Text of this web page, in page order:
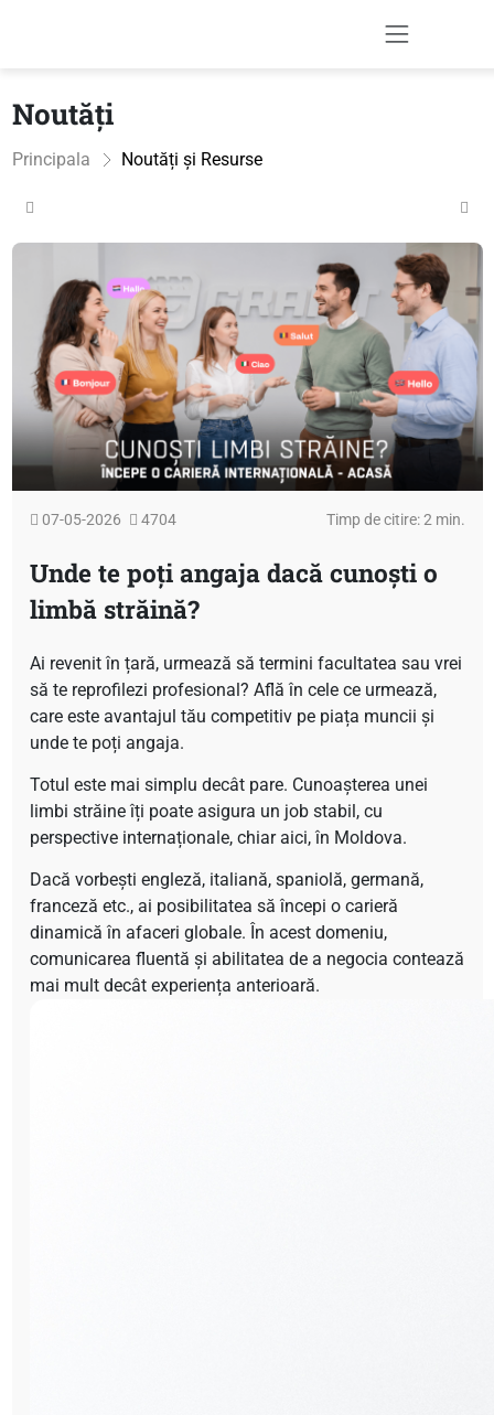
Noutăți
Principala Noutăți și Resurse
07-05-2026 4704 Timp de citire: 2 min.
Unde te poți angaja dacă cunoști o
limbă străină?
Ai revenit în țară, urmează să termini facultatea sau vrei
să te reprofilezi profesional? Află în cele ce urmează,
care este avantajul tău competitiv pe piața muncii și
unde te poți angaja.
Totul este mai simplu decât pare. Cunoașterea unei
limbi străine îți poate asigura un job stabil, cu
perspective internaționale, chiar aici, în Moldova.
Dacă vorbești engleză, italiană, spaniolă, germană,
franceză etc., ai posibilitatea să începi o carieră
dinamică în afaceri globale. În acest domeniu,
comunicarea fluentă și abilitatea de a negocia contează
mai mult decât experiența anterioară.